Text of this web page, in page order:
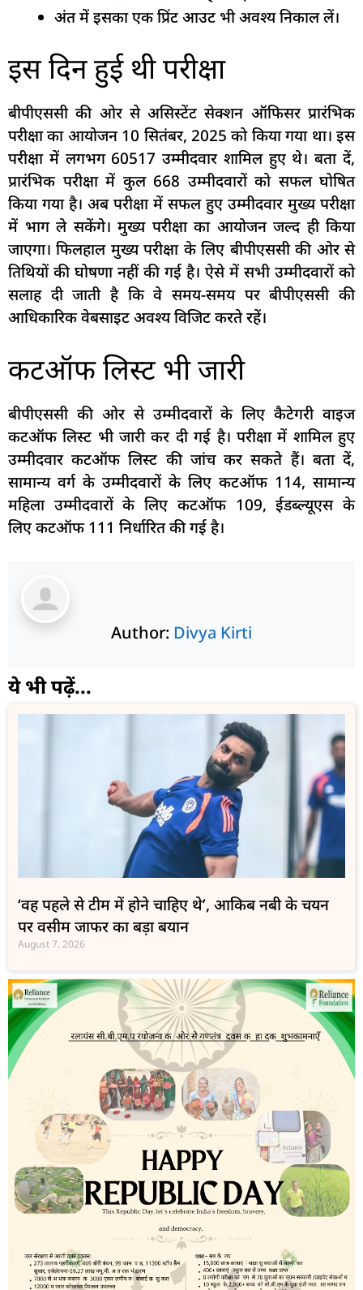
अंत में इसका एक प्रिंट आउट भी अवश्य निकाल लें।
इस दिन हुई थी परीक्षा
बीपीएससी की ओर से असिस्टेंट सेक्शन ऑफिसर प्रारंभिक
परीक्षा का आयोजन 10 सितंबर, 2025 को किया गया था। इस
परीक्षा में लगभग 60517 उम्मीदवार शामिल हुए थे। बता दें,
प्रारंभिक परीक्षा में कुल 668 उम्मीदवारों को सफल घोषित
किया गया है। अब परीक्षा में सफल हुए उम्मीदवार मुख्य परीक्षा
में भाग ले सकेंगे। मुख्य परीक्षा का आयोजन जल्द ही किया
जाएगा। फिलहाल मुख्य परीक्षा के लिए बीपीएससी की ओर से
तिथियों की घोषणा नहीं की गई है। ऐसे में सभी उम्मीदवारों को
सलाह दी जाती है कि वे समय-समय पर बीपीएससी की
आधिकारिक वेबसाइट अवश्य विजिट करते रहें।
कटऑफ लिस्ट भी जारी
बीपीएससी की ओर से उम्मीदवारों के लिए कैटेगरी वाइज
कटऑफ लिस्ट भी जारी कर दी गई है। परीक्षा में शामिल हुए
उम्मीदवार कटऑफ लिस्ट की जांच कर सकते हैं। बता दें,
सामान्य वर्ग के उम्मीदवारों के लिए कटऑफ 114, सामान्य
महिला उम्मीदवारों के लिए कटऑफ 109, ईडब्ल्यूएस के
लिए कटऑफ 111 निर्धारित की गई है।
Author: Divya Kirti
ये भी पढ़ें...
‘वह पहले से टीम में होने चाहिए थे’, आकिब नबी के चयन
पर वसीम जाफर का बड़ा बयान
August 7, 2026